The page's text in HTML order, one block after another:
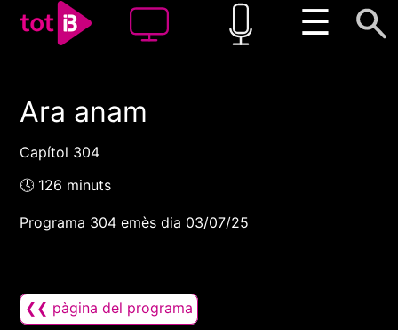
☰
00:00 00:00
Ara anam
Capítol 304
🕓 126 minuts
Programa 304 emès dia 03/07/25
❮❮ pàgina del programa